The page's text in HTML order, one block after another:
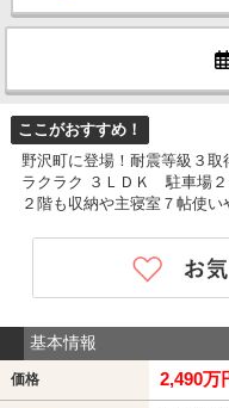
ここがおすすめ！
野沢町に登場！耐震等級３
ラクラク ３ＬＤＫ 駐車場２
２階も収納や主寝室７帖使い
基本情報
価格 2,490万